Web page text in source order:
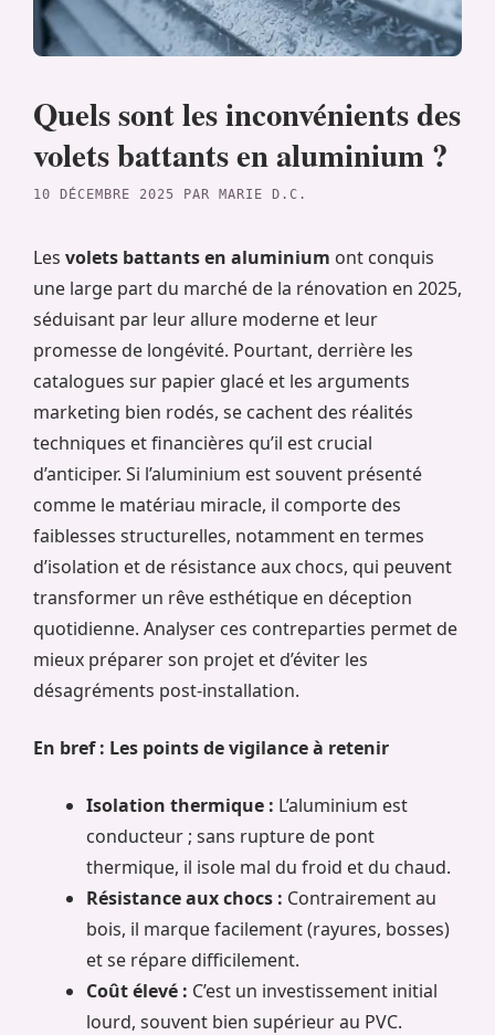
Quels sont les inconvénients des
volets battants en aluminium ?
10 DÉCEMBRE 2025 PAR MARIE D.C.
Les volets battants en aluminium ont conquis
une large part du marché de la rénovation en 2025,
séduisant par leur allure moderne et leur
promesse de longévité. Pourtant, derrière les
catalogues sur papier glacé et les arguments
marketing bien rodés, se cachent des réalités
techniques et financières qu’il est crucial
d’anticiper. Si l’aluminium est souvent présenté
comme le matériau miracle, il comporte des
faiblesses structurelles, notamment en termes
d’isolation et de résistance aux chocs, qui peuvent
transformer un rêve esthétique en déception
quotidienne. Analyser ces contreparties permet de
mieux préparer son projet et d’éviter les
désagréments post-installation.
En bref : Les points de vigilance à retenir
Isolation thermique : L’aluminium est
conducteur ; sans rupture de pont
thermique, il isole mal du froid et du chaud.
Résistance aux chocs : Contrairement au
bois, il marque facilement (rayures, bosses)
et se répare difficilement.
Coût élevé : C’est un investissement initial
lourd, souvent bien supérieur au PVC.